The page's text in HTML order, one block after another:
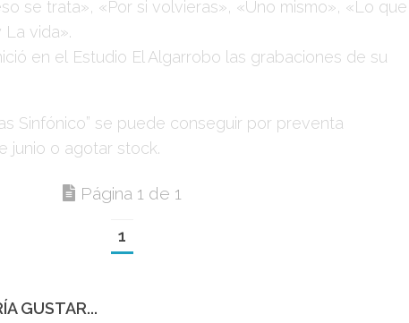
se trata», «Por si volvieras», «Uno mismo», «Lo que
La vida».
en el Estudio El Algarrobo las grabaciones de su
Sinfónico” se puede conseguir por preventa
junio o agotar stock.
Página 1 de 1
1
GUSTAR...